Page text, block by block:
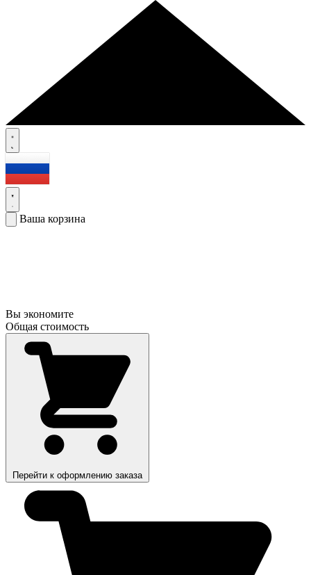
Ваша корзина
Вы экономите
Общая стоимость
Перейти к оформлению заказа